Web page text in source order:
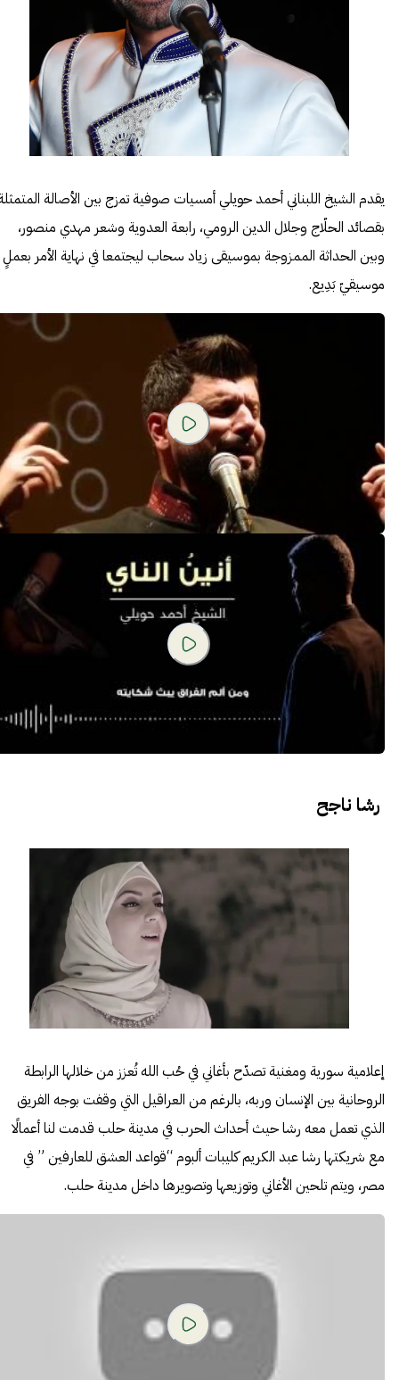
يقدم الشيخ اللبناني أحمد حويلي أمسيات صوفية تمزج بين الأصالة
بقصائد الحلّاج وجلال الدين الرومي، رابعة العدوية وشعر مهدي منصور،
وبين الحداثة الممزوجة بموسيقى زياد سحاب ليجتمعا في نهاية الأمر بعملٍ
موسيقيّ بَدِيع.
رشا ناجح
إعلامية سورية ومغنية تصدّح بأغاني في حُب الله تُعزز من خلالها الرابطة
الروحانية بين الإنسان وربه، بالرغم من العراقيل التي وقفت بوجه الفريق
الذي تعمل معه رشا حيث أحداث الحرب في مدينة حلب قدمت لنا أعمالًا
مع شريكتها رشا عبد الكريم كليبات ألبوم “قواعد العشق للعارفين ” في
مصر، ويتم تلحين الأغاني وتوزيعها وتصويرها داخل مدينة حلب.